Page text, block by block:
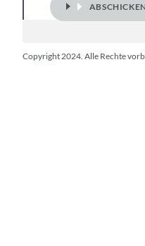
Copyright 2024. Alle Rechte